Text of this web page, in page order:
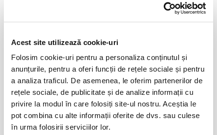
Acest site utilizează cookie-uri
Folosim cookie-uri pentru a personaliza conținutul și
anunțurile, pentru a oferi funcții de rețele sociale și pentru
a analiza traficul. De asemenea, le oferim partenerilor de
rețele sociale, de publicitate și de analize informații cu
privire la modul în care folosiți site-ul nostru. Aceștia le
pot combina cu alte informații oferite de dvs. sau culese
în urma folosirii serviciilor lor.
Preț bilet: 35 lei / 20 lei (elevi, studenți, pensionari și șomeri) -
Evenimente similare